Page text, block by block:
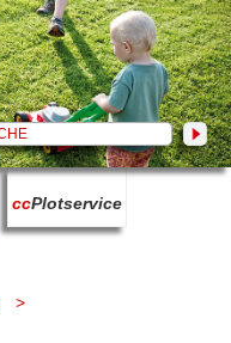
ccPlotservice